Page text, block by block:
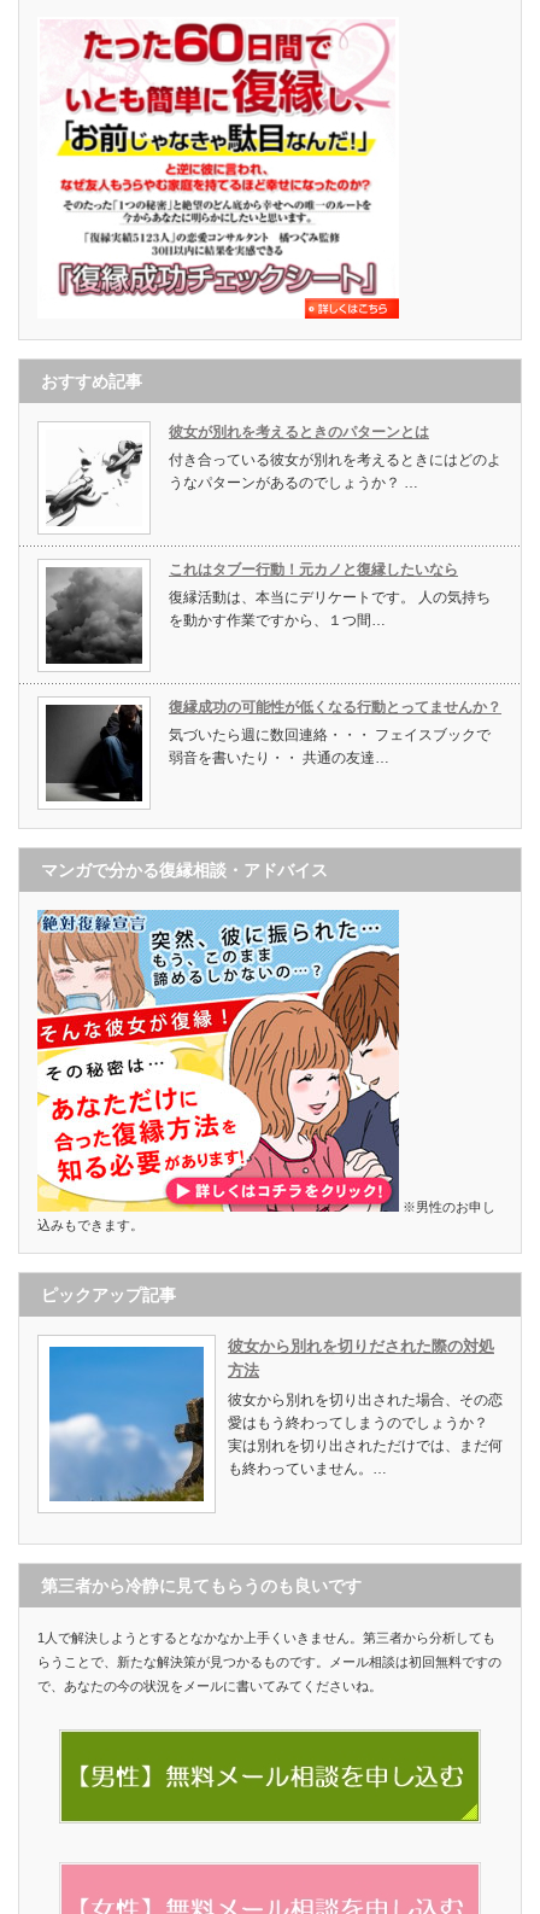
おすすめ記事
彼女が別れを考えるときのパターンとは
付き合っている彼女が別れを考えるときにはどのよ
うなパターンがあるのでしょうか？ …
これはタブー行動！元カノと復縁したいなら
復縁活動は、本当にデリケートです。 人の気持ち
を動かす作業ですから、１つ間…
復縁成功の可能性が低くなる行動とってませんか？
気づいたら週に数回連絡・・・ フェイスブックで
弱音を書いたり・・ 共通の友達…
マンガで分かる復縁相談・アドバイス
※男性のお申し
込みもできます。
ピックアップ記事
彼女から別れを切りだされた際の対処
方法
彼女から別れを切り出された場合、その恋
愛はもう終わってしまうのでしょうか？
実は別れを切り出されただけでは、まだ何
も終わっていません。…
第三者から冷静に見てもらうのも良いです
1人で解決しようとするとなかなか上手くいきません。第三者から分析しても
らうことで、新たな解決策が見つかるものです。メール相談は初回無料ですの
で、あなたの今の状況をメールに書いてみてくださいね。